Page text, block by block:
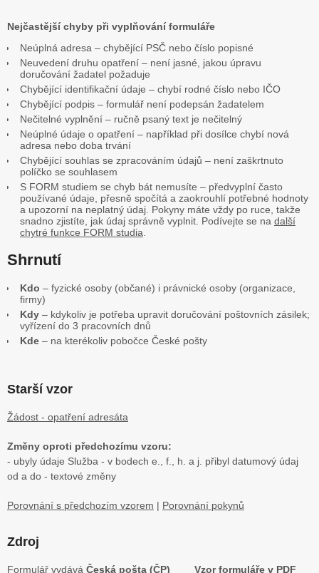
Nejčastější chyby při vyplňování formuláře
Neúplná adresa – chybějící PSČ nebo číslo popisné
Neuvedení druhu opatření – není jasné, jakou úpravu
doručování žadatel požaduje
Chybějící identifikační údaje – chybí rodné číslo nebo IČO
Chybějící podpis – formulář není podepsán žadatelem
Nečitelné vyplnění – ručně psaný text je nečitelný
Neúplné údaje o opatření – například při dosílce chybí nová
adresa nebo doba trvání
Chybějící souhlas se zpracováním údajů – není zaškrtnuto
políčko se souhlasem
S FORM studiem se chyb bát nemusíte – předvyplní často
používané údaje, přesně spočítá a zaokrouhlí potřebné hodnoty
a upozorní na neplatný údaj. Pokyny máte vždy po ruce, takže
snadno zjistíte, jak údaj správně vyplnit. Podívejte se na další
chytré funkce FORM studia
Shrnutí
Kdo – fyzické osoby (občané) i právnické osoby (organizace,
firmy)
Kdy – kdykoliv je potřeba upravit doručování poštovních zásilek;
vyřízení do 3 pracovních dnů
Kde – na kterékoliv pobočce České pošty
Starší vzor
Žádost - opatření adresáta
Změny oproti předchozímu vzoru:
- ubyly údaje Služba - v bodech e., f., h. a j. přibyl datumový údaj
od a do - textové změny
Porovnání s předchozím vzorem | Porovnání pokynů
Zdroj
Formulář vydává Česká pošta (ČP) Vzor formuláře v PDF